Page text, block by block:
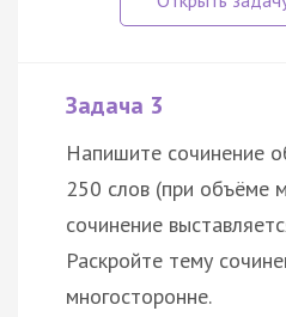
Задача 3
Напишите сочинение
250 слов (при объёме
сочинение
Раскройте тему
многосторонне.